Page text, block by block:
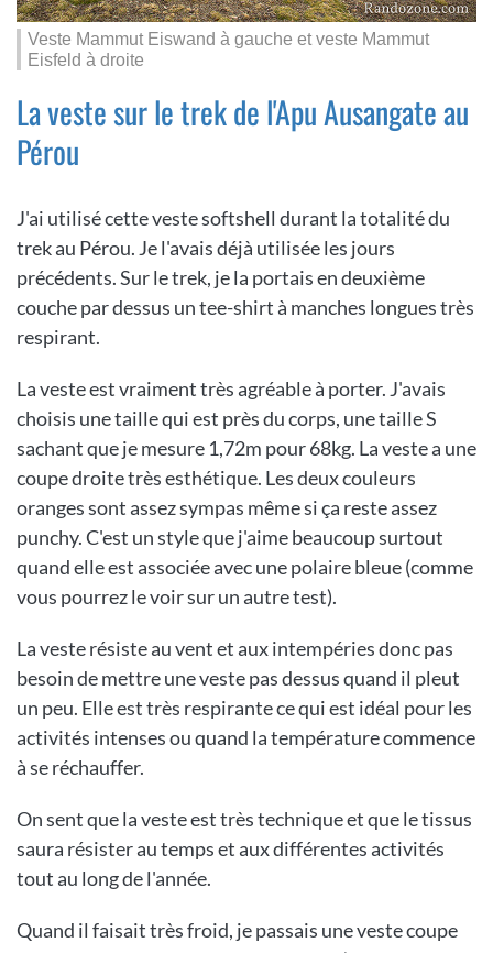
Veste Mammut Eiswand à gauche et veste Mammut
Eisfeld à droite
La veste sur le trek de l'Apu Ausangate au
Pérou
J'ai utilisé cette veste softshell durant la totalité du
trek au Pérou. Je l'avais déjà utilisée les jours
précédents. Sur le trek, je la portais en deuxième
couche par dessus un tee-shirt à manches longues très
respirant.
La veste est vraiment très agréable à porter. J'avais
choisis une taille qui est près du corps, une taille S
sachant que je mesure 1,72m pour 68kg. La veste a une
coupe droite très esthétique. Les deux couleurs
oranges sont assez sympas même si ça reste assez
punchy. C'est un style que j'aime beaucoup surtout
quand elle est associée avec une polaire bleue (comme
vous pourrez le voir sur un autre test).
La veste résiste au vent et aux intempéries donc pas
besoin de mettre une veste pas dessus quand il pleut
un peu. Elle est très respirante ce qui est idéal pour les
activités intenses ou quand la température commence
à se réchauffer.
On sent que la veste est très technique et que le tissus
saura résister au temps et aux différentes activités
tout au long de l'année.
Quand il faisait très froid, je passais une veste coupe